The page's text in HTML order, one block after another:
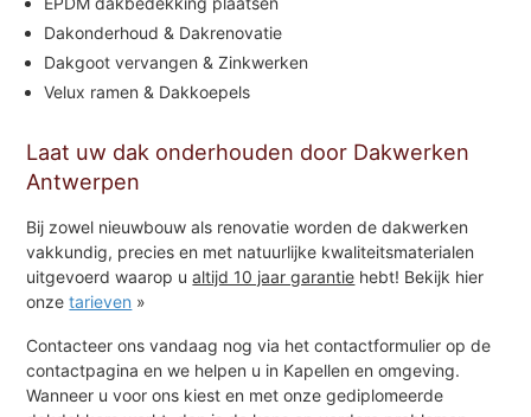
Dakonderhoud & Dakrenovatie
Dakgoot vervangen & Zinkwerken
Velux ramen & Dakkoepels
Laat uw dak onderhouden door Dakwerken
Antwerpen
Bij zowel nieuwbouw als renovatie worden de dakwerken
vakkundig, precies en met natuurlijke kwaliteitsmaterialen
uitgevoerd waarop ualtijd 10 jaar garantie hebt! Bekijk hier
onzetarieven »
Contacteer ons vandaag nog via het contactformulier op de
contactpagina en we helpen u in Kapellen en omgeving.
Wanneer u voor ons kiest en met onze gediplomeerde